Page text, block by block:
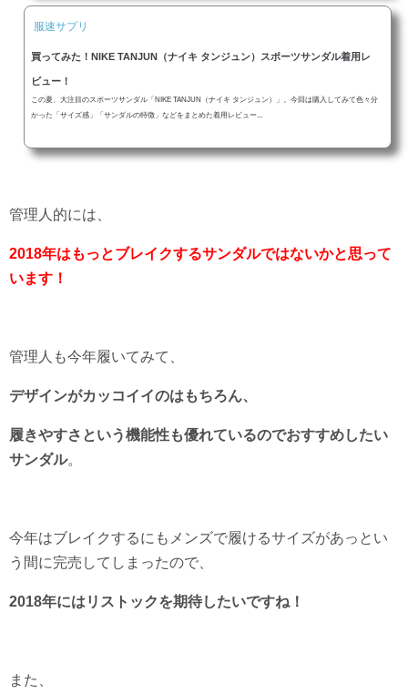
服速サプリ
買ってみた！NIKE TANJUN（ナイキ タンジュン）スポーツサンダル着用レ
ビュー！
この夏、大注目のスポーツサンダル「NIKE TANJUN（ナイキ タンジュン）」。今回は購入してみて色々分
かった「サイズ感」「サンダルの特徴」などをまとめた着用レビュー...
管理人的には、
2018年はもっとブレイクするサンダルではないかと思って
います！
管理人も今年履いてみて、
デザインがカッコイイのはもちろん、
履きやすさという機能性も優れているのでおすすめしたい
サンダル。
今年はブレイクするにもメンズで履けるサイズがあっとい
う間に完売してしまったので、
2018年にはリストックを期待したいですね！
また、